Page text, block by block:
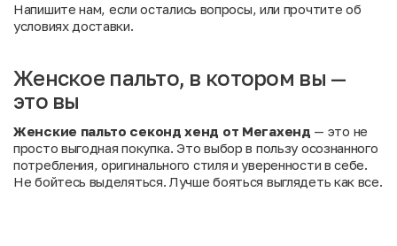
Напишите нам, если остались вопросы, или прочтите об
условиях доставки.
Женское пальто, в котором вы —
это вы
Женские пальто секонд хенд от Мегахенд — это не
просто выгодная покупка. Это выбор в пользу осознанного
потребления, оригинального стиля и уверенности в себе.
Не бойтесь выделяться. Лучше бояться выглядеть как все.